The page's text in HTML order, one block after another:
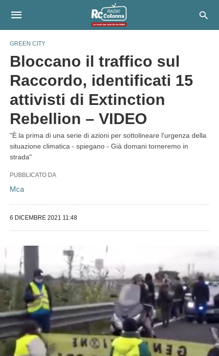
GREEN CITY
Bloccano il traffico sul
Raccordo, identificati 15
attivisti di Extinction
Rebellion – VIDEO
"È la prima di una serie di azioni per sottolineare l'urgenza della
situazione climatica - spiegano - Già domani torneremo in
strada"
PUBBLICATO DA
Mca
6 DICEMBRE 2021 11:48